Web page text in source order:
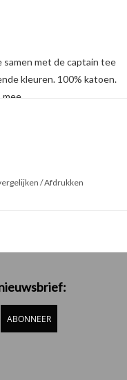
met de captain tee
kleuren. 100% katoen.
/Afdrukken
ABONNEER